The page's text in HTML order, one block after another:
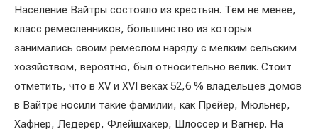
Население Вайтры состояло из крестьян. Тем не менее,
класс ремесленников, большинство из которых
занимались своим ремеслом наряду с мелким сельским
хозяйством, вероятно, был относительно велик. Стоит
отметить, что в XV и XVI веках 52,6 % владельцев домов
в Вайтре носили такие фамилии, как Прейер, Мюльнер,
Хафнер, Ледерер, Флейшхакер, Шлоссер и Вагнер. На